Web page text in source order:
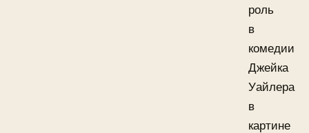
роль
в
комедии
Джейка
Уайлера
в
картине